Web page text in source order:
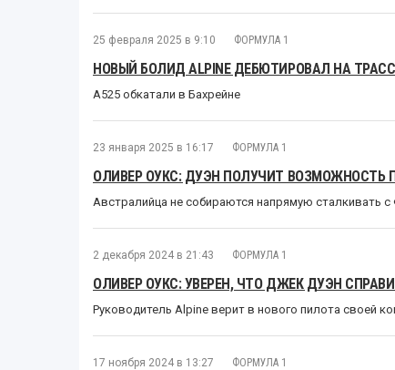
25 февраля 2025 в 9:10 ФОРМУЛА 1
НОВЫЙ БОЛИД ALPINE ДЕБЮТИРОВАЛ НА
A525 обкатали в Бахрейне
23 января 2025 в 16:17 ФОРМУЛА 1
ОЛИВЕР ОУКС: ДУЭН ПОЛУЧИТ ВОЗМОЖНОСТЬ
Австралийца не собираются напрямую сталкивать
2 декабря 2024 в 21:43 ФОРМУЛА 1
ОЛИВЕР ОУКС: УВЕРЕН, ЧТО ДЖЕК ДУЭН
Руководитель Alpine верит в нового пилота своей
17 ноября 2024 в 13:27 ФОРМУЛА 1